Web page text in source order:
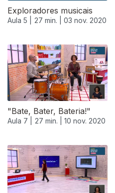
Exploradores musicais
Aula 5 | 27 min. | 03 nov. 2020
"Bate, Bater, Bateria!"
Aula 7 | 27 min. | 10 nov. 2020